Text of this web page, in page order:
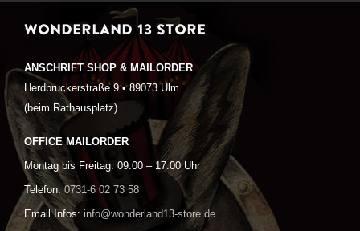
WONDERLAND 13 STORE
ANSCHRIFT SHOP & MAILORDER
Herdbruckerstraße 9 • 89073 Ulm
(beim Rathausplatz)
OFFICE MAILORDER
Montag bis Freitag: 09:00 – 17:00 Uhr
Telefon: 0731-6 02 73 58
Email Infos: info@wonderland13-store.de